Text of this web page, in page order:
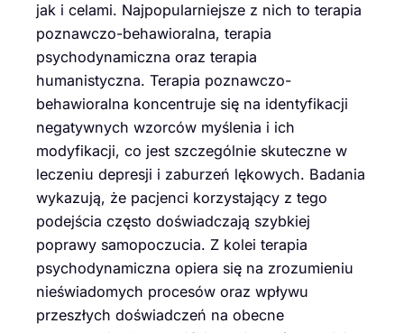
jak i celami. Najpopularniejsze z nich to terapia
poznawczo-behawioralna, terapia
psychodynamiczna oraz terapia
humanistyczna. Terapia poznawczo-
behawioralna koncentruje się na identyfikacji
negatywnych wzorców myślenia i ich
modyfikacji, co jest szczególnie skuteczne w
leczeniu depresji i zaburzeń lękowych. Badania
wykazują, że pacjenci korzystający z tego
podejścia często doświadczają szybkiej
poprawy samopoczucia. Z kolei terapia
psychodynamiczna opiera się na zrozumieniu
nieświadomych procesów oraz wpływu
przeszłych doświadczeń na obecne